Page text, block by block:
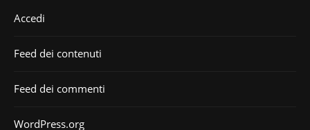
Accedi
Feed dei contenuti
Feed dei commenti
WordPress.org